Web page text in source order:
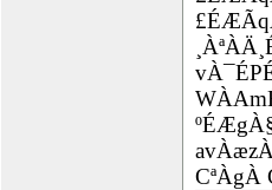
CªÀgÀ